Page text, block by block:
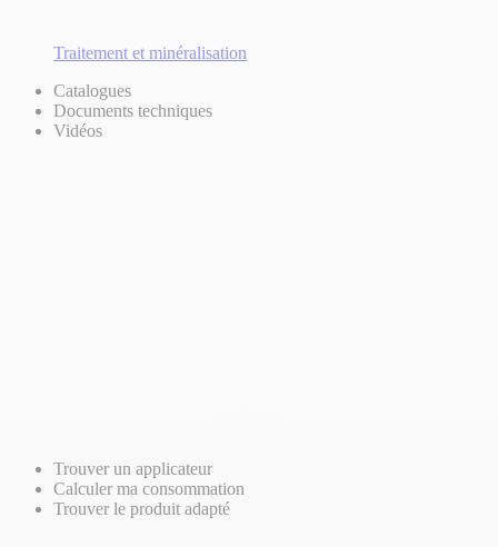
Traitement et minéralisation
Catalogues
Documents techniques
Vidéos
Trouver un applicateur
Calculer ma consommation
Trouver le produit adapté